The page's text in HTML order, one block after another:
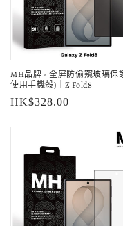
MH品牌 - 全屏防偷窺玻璃保
使用手機殻)｜Z Fold8
定
HK$328.00